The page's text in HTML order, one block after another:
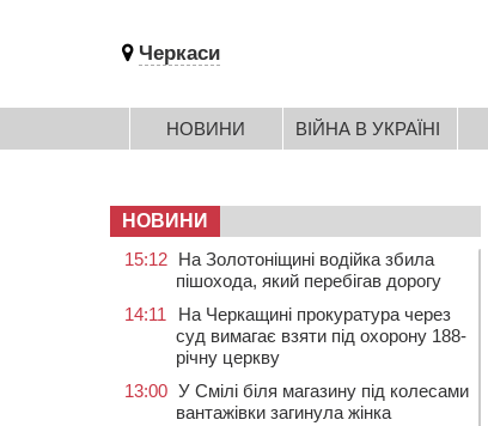
Черкаси
НОВИНИ ВІЙНА В УКРАЇНІ
НОВИНИ
15:12 На Золотоніщині водійка збила
пішохода, який перебігав дорогу
14:11
На Черкащині прокуратура через
суд вимагає взяти під охорону 188-
річну церкву
13:00 У Смілі біля магазину під колесами
вантажівки загинула жінка